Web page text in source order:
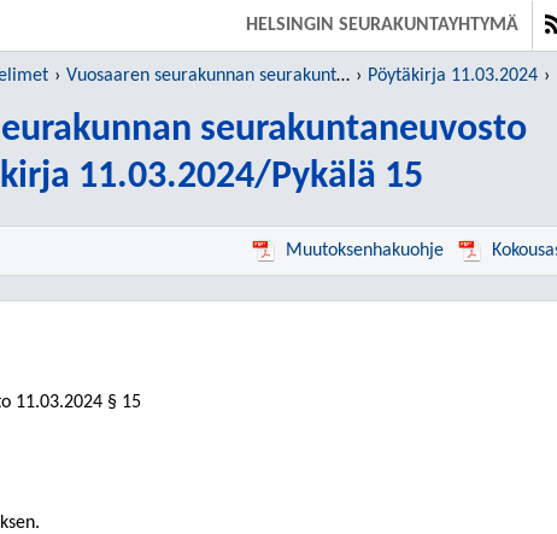
SIIRRY SUORAAN PÄÄSISÄLTÖÖNHELSINGIN SEURAKUNTAYHTYMÄ
Vuosaaren seurakunnan seurakuntaneuvosto Pöytäkirja 11.03.2024
seurakuntaneuvosto
11.03.2024/Pykälä 15
Muutoksenhakuohje
11.03.2024 § 15